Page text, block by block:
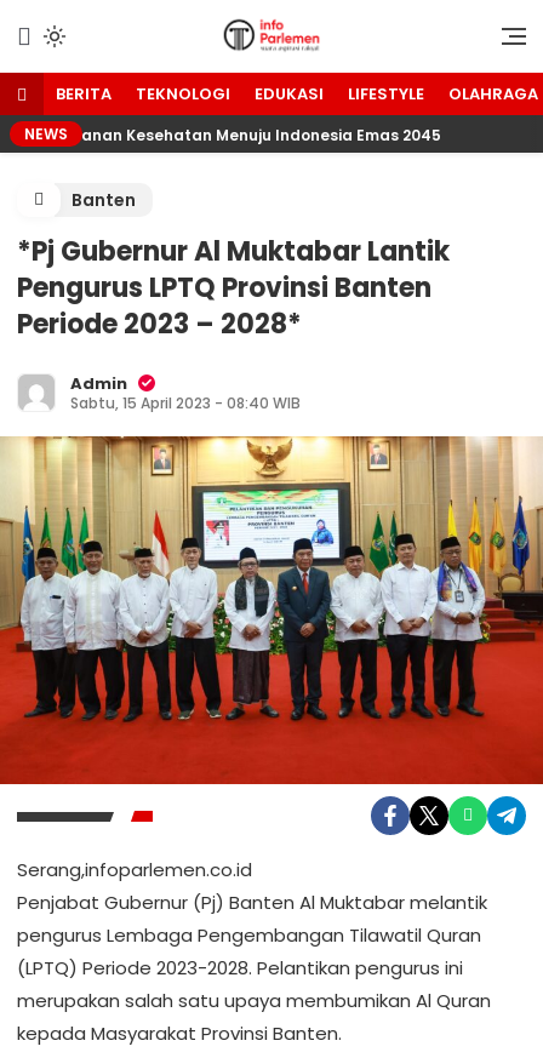
konten
Info Parlemen
Suara Aspirasi Rakyat
BERITA TEKNOLOGI EDUKASI LIFESTYLE OLAHRAGA
NEWS Kesehatan Menuju Indonesia Emas 2045
Banten
*Pj Gubernur Al Muktabar Lantik
Pengurus LPTQ Provinsi Banten
Periode 2023 – 2028*
Admin
Sabtu, 15 April 2023 - 08:40 WIB
Serang,infoparlemen.co.id
Penjabat Gubernur (Pj) Banten Al Muktabar melantik
pengurus Lembaga Pengembangan Tilawatil Quran
(LPTQ) Periode 2023-2028. Pelantikan pengurus ini
merupakan salah satu upaya membumikan Al Quran
kepada Masyarakat Provinsi Banten.